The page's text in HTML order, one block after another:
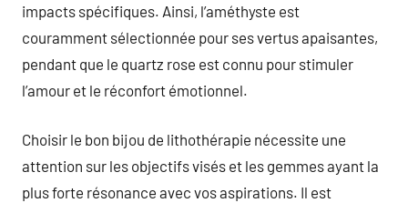
impacts spécifiques. Ainsi, l’améthyste est
couramment sélectionnée pour ses vertus apaisantes,
pendant que le quartz rose est connu pour stimuler
l’amour et le réconfort émotionnel.
Choisir le bon bijou de lithothérapie nécessite une
attention sur les objectifs visés et les gemmes ayant la
plus forte résonance avec vos aspirations. Il est